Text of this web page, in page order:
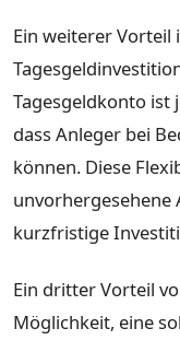
Ein weiterer Vorteil
Tagesgeldkonto ist
dass Anleger bei
können. Diese
unvorhergesehene
kurzfristige
Ein dritter Vorteil
Möglichkeit, eine